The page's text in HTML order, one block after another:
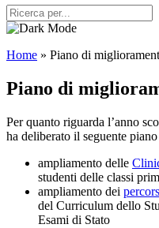
Home » Piano di
Piano di
Per quanto riguarda l’anno
ha deliberato il seguente
ampliamento delle
studenti delle classi
ampliamento dei
del Curriculum dello
Esami di Stato